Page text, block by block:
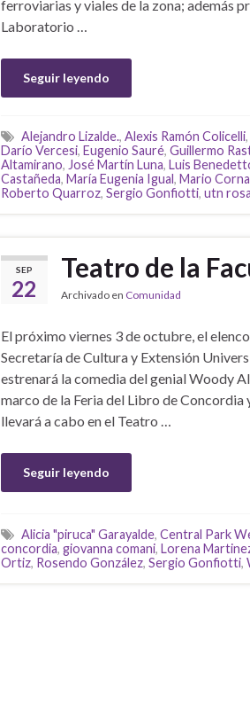
ferroviarias y viales de la zona; además
Laboratorio …
Seguir leyendo
Alejandro Lizalde., Alexis Ramón Colicelli,
Darío Vercesi, Eugenio Sauré, Guillermo
Altamirano, José Martín Luna, Luis
Castañeda, María Eugenia Igual, Mario
Roberto Quarroz, Sergio Gonfiotti, utn
SEP
22
Teatro de la
Archivado en Comunidad
El próximo viernes 3 de octubre, el
Secretaría de Cultura y Extensión
estrenará la comedia del genial Woody
marco de la Feria del Libro de Concordia
llevará a cabo en el Teatro …
Seguir leyendo
Alicia "piruca" Garayalde, Central Park
concordia, giovanna comani, Lorena
Ortiz, Rosendo González, Sergio Gonfiotti,